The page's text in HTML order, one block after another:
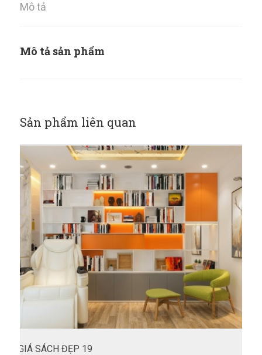
Mô tả
Mô tả sản phẩm
Sản phẩm liên quan
GIÁ SÁCH ĐẸP 19